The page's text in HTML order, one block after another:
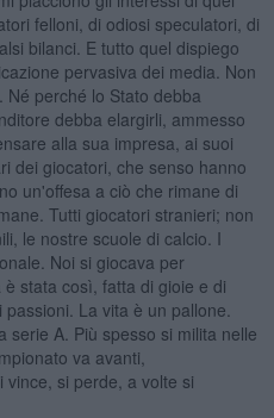
felloni, di odiosi speculatori, di
bilanci. E tutto quel dispiego
pervasiva dei media. Non
perché lo Stato debba
debba elargirli, ammesso
alla sua impresa, ai suoi
dei giocatori, che senso hanno
un'offesa a ciò che rimane di
Tutti giocatori stranieri; non
le nostre scuole di calcio. I
Noi si giocava per
stata così, fatta di gioie e di
La vita è un pallone.
serie A. Più spesso si milita nelle
va avanti,
si perde, a volte si